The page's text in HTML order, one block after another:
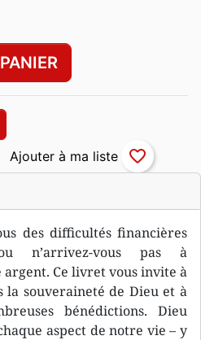
des difficultés financières
n’arrivez-vous pas à
Ce livret vous invite à
la souveraineté de Dieu et à
bénédictions. Dieu
aspect de notre vie – y
favorite_border